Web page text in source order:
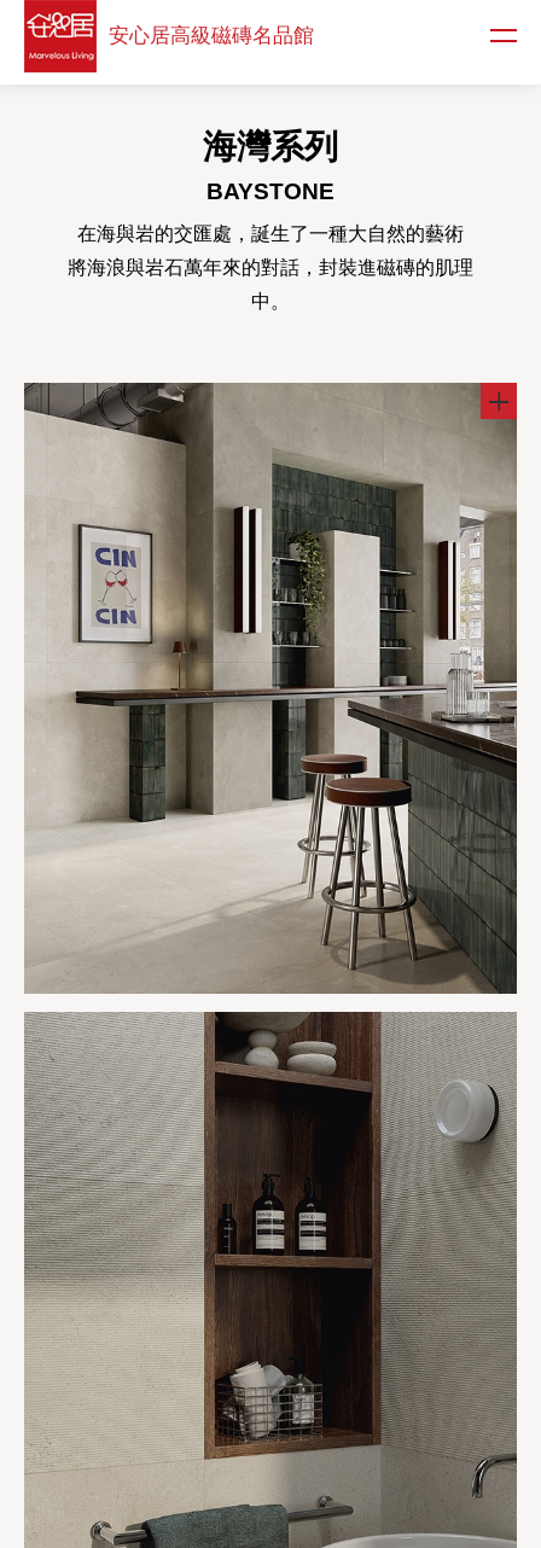
安心居高級磁磚名品館
海灣系列
BAYSTONE
在海與岩的交匯處，誕生了一種大自然的藝術
將海浪與岩石萬年來的對話，封裝進磁磚的肌理
中。